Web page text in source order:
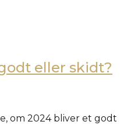
eller skidt?
om 2024 bliver et godt